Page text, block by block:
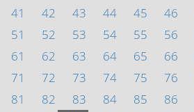
41
42 43 44 45 46
51
52 53 54 55 56
61
62 63 64 65 66
71
72 73 74 75 76
81
82 83 84 85 86